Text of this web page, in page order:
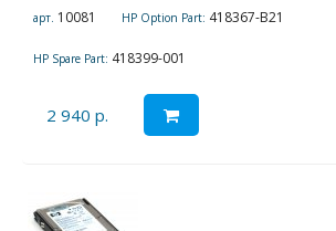
арт. 10081 HP Option Part: 418367-B21
HP Spare Part: 418399-001
2 940 р.